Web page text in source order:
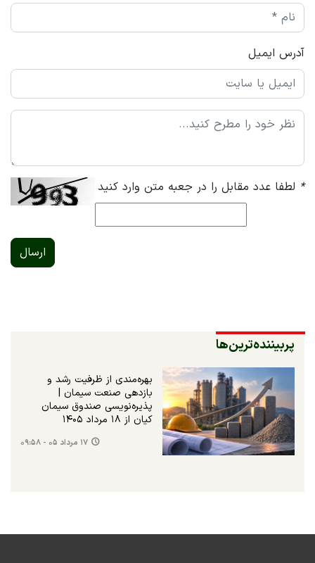
آدرس ایمیل
* لطفا عدد مقابل را در جعبه متن وارد کنید
ارسال
پربیننده‌ترین‌ها
بهره‌مندی از ظرفیت رشد و
بازدهی صنعت سیمان |
پذیره‌نویسی صندوق سیمان
کیان از ۱۸ مرداد ۱۴۰۵
۱۷ مرداد ۰۵ - ۰۹:۵۸